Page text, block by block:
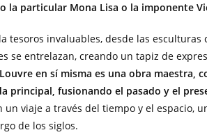
la particular Mona Lisa o la imponente
tesoros invaluables, desde las
se entrelazan, creando un tapiz de
en sí misma es una obra maestra,
principal, fusionando el pasado y el
un viaje a través del tiempo y el espacio,
de los siglos.